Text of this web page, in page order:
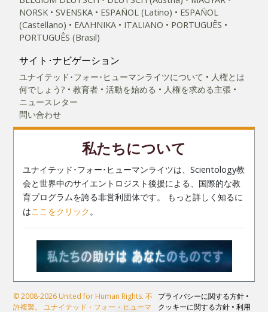
NORSK
SVENSKA ESPAÑOL (Latino)
ESPAÑOL
(Castellano)
ΕΛΛΗΝΙΚA ITALIANO
PORTUGUÊS
PORTUGUÊS (Brasil)‎
サイト･ナビゲーション
ユナイテッド･フォー･ヒューマンライツについて
人権とは
何でしょう?
教育者 活動を始める
人権を求める主張
ニュースレター
問い合わせ
私たちについて
ユナイテッド･フォー･ヒューマンライツは、Scientology教
会と世界中のサイエントロジスト後援による、国際的な教
育プログラムを誇る非営利団体です。 もっと詳しく知るに
はここをクリック。
© 2008-2026 United for Human Rights. 不
許複製。 ユナイテッド・フォー・ヒューマ
プライバシーに関する方針 •
クッキーに関する方針 •利用